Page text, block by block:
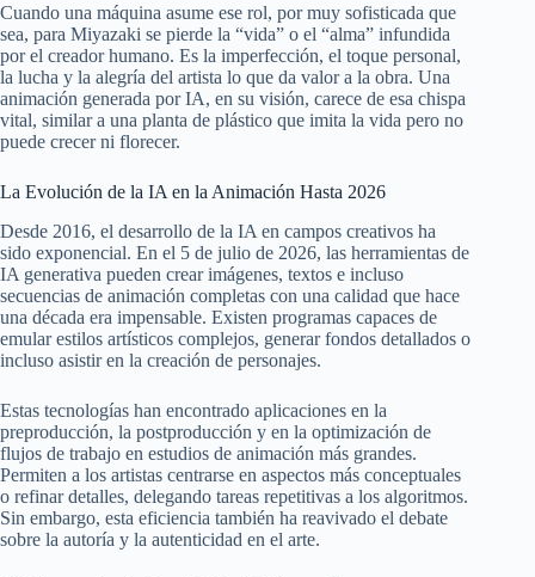
Cuando una máquina asume ese rol, por muy sofisticada que
sea, para Miyazaki se pierde la “vida” o el “alma” infundida
por el creador humano. Es la imperfección, el toque personal,
la lucha y la alegría del artista lo que da valor a la obra. Una
animación generada por IA, en su visión, carece de esa chispa
vital, similar a una planta de plástico que imita la vida pero no
puede crecer ni florecer.
La Evolución de la IA en la Animación Hasta 2026
Desde 2016, el desarrollo de la IA en campos creativos ha
sido exponencial. En el 5 de julio de 2026, las herramientas de
IA generativa pueden crear imágenes, textos e incluso
secuencias de animación completas con una calidad que hace
una década era impensable. Existen programas capaces de
emular estilos artísticos complejos, generar fondos detallados o
incluso asistir en la creación de personajes.
Estas tecnologías han encontrado aplicaciones en la
preproducción, la postproducción y en la optimización de
flujos de trabajo en estudios de animación más grandes.
Permiten a los artistas centrarse en aspectos más conceptuales
o refinar detalles, delegando tareas repetitivas a los algoritmos.
Sin embargo, esta eficiencia también ha reavivado el debate
sobre la autoría y la autenticidad en el arte.